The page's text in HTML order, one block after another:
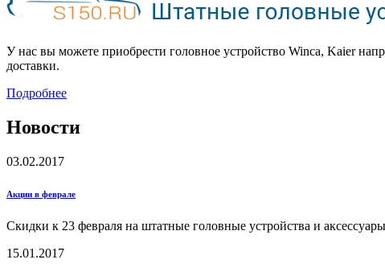
У нас вы можете приобрести головное устройство Winca, Kaier
доставки.
Подробнее
Новости
03.02.2017
Акции в феврале
Скидки к 23 февраля на штатные головные устройства и
15.01.2017